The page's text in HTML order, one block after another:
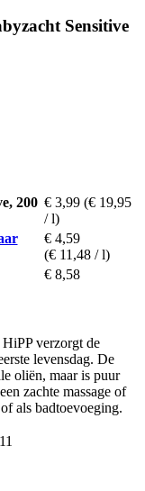
Sensitive
200 € 3,99 (€ 19,95
/ l)
€ 4,59
(€ 11,48 / l)
€ 8,58
verzorgt de
levensdag. De
oliën, maar is puur
zachte massage of
als badtoevoeging.